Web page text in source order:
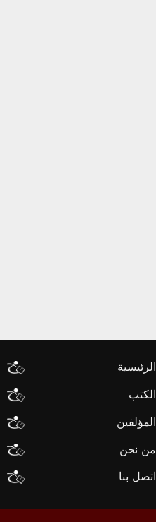
الرئيسية
الكتب
المؤلفين
من نحن
اتصل بنا